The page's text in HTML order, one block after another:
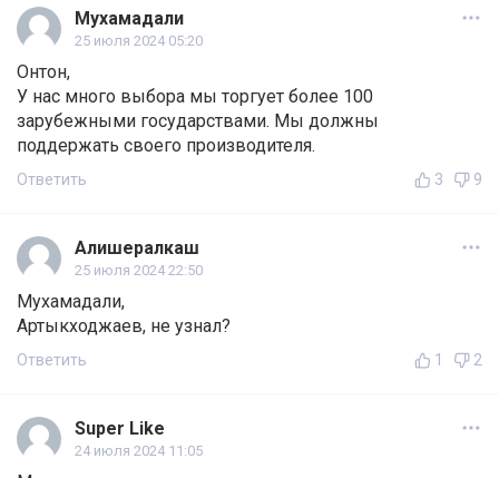
Мухамадали
25 июля 2024 05:20
Онтон,
У нас много выбора мы торгует более 100
зарубежными государствами. Мы должны
поддержать своего производителя.
Ответить 3 9
Алишералкаш
25 июля 2024 22:50
Мухамадали,
Артыкходжаев, не узнал?
Ответить 1 2
Super Like
24 июля 2024 11:05